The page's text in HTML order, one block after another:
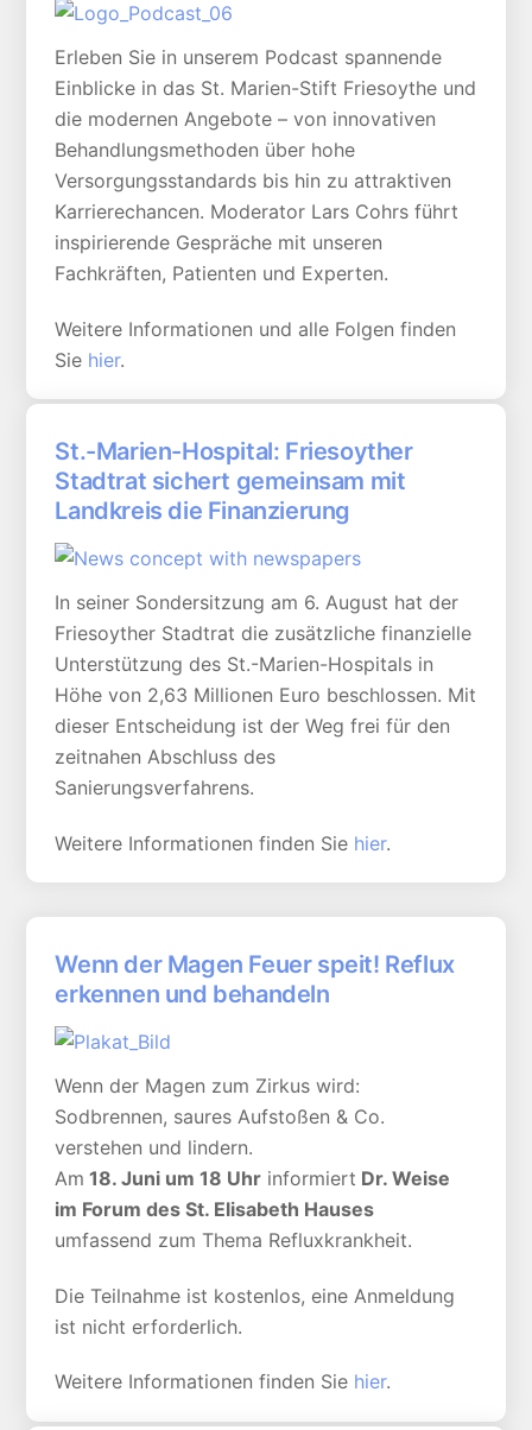
Erleben Sie in unserem Podcast spannende
Einblicke in das St. Marien-Stift Friesoythe und
die modernen Angebote – von innovativen
Behandlungsmethoden über hohe
Versorgungsstandards bis hin zu attraktiven
Karrierechancen. Moderator Lars Cohrs führt
inspirierende Gespräche mit unseren
Fachkräften, Patienten und Experten.
Weitere Informationen und alle Folgen finden
Sie hier.
St.-Marien-Hospital: Friesoyther
Stadtrat sichert gemeinsam mit
Landkreis die Finanzierung
In seiner Sondersitzung am 6. August hat der
Friesoyther Stadtrat die zusätzliche finanzielle
Unterstützung des St.-Marien-Hospitals in
Höhe von 2,63 Millionen Euro beschlossen. Mit
dieser Entscheidung ist der Weg frei für den
zeitnahen Abschluss des
Sanierungsverfahrens.
Weitere Informationen finden Sie hier.
Wenn der Magen Feuer speit! Reflux
erkennen und behandeln
Wenn der Magen zum Zirkus wird:
Sodbrennen, saures Aufstoßen & Co.
verstehen und lindern.
Am 18. Juni um 18 Uhr informiert Dr. Weise
im Forum des St. Elisabeth Hauses
umfassend zum Thema Refluxkrankheit.
Die Teilnahme ist kostenlos, eine Anmeldung
ist nicht erforderlich.
Weitere Informationen finden Sie hier.